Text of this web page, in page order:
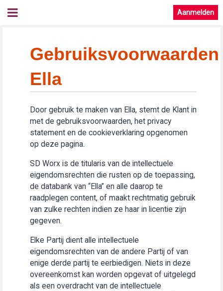
Aanmelden
Gebruiksvoorwaarden
Ella
Door gebruik te maken van Ella, stemt de Klant in
met de gebruiksvoorwaarden, het privacy
statement en de cookieverklaring opgenomen
op deze pagina.
SD Worx is de titularis van de intellectuele
eigendomsrechten die rusten op de toepassing,
de databank van “Ella” en alle daarop te
raadplegen content, of maakt rechtmatig gebruik
van zulke rechten indien ze haar in licentie zijn
gegeven.
Elke Partij dient alle intellectuele
eigendomsrechten van de andere Partij of van
enige derde partij te eerbiedigen. Niets in deze
overeenkomst kan worden opgevat of uitgelegd
als een overdracht van de intellectuele